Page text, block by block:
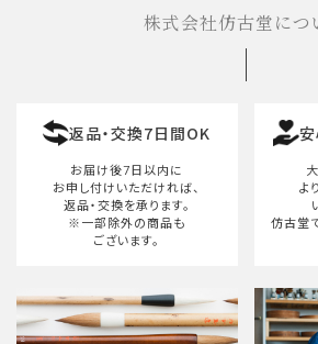
株式会社仿古堂につ
返品・交換7日間OK
お届け後7日以内に
お申し付けいただければ、
返品・交換を承ります。
※一部除外の商品も
ございます。
よ
仿古堂